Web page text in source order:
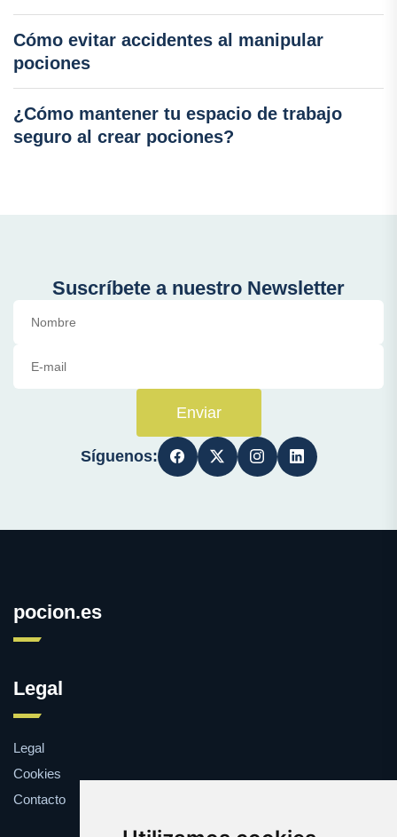
Cómo evitar accidentes al manipular
pociones
¿Cómo mantener tu espacio de trabajo
seguro al crear pociones?
Suscríbete a nuestro Newsletter
Enviar
Síguenos:
pocion.es
Legal
Legal
Cookies
Contacto